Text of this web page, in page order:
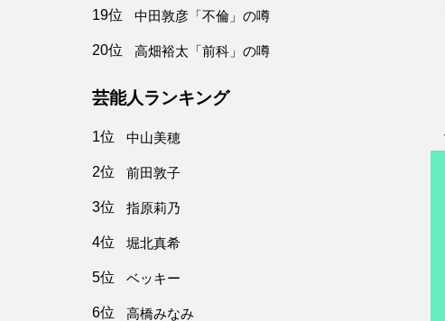
19位 中田敦彦「不倫」の噂
20位 高畑裕太「前科」の噂
芸能人ランキング
1位 中山美穂
2位 前田敦子
3位 指原莉乃
4位 堀北真希
5位 ベッキー
6位 高橋みなみ